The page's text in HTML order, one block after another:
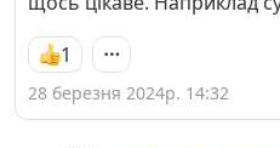
1
28 березня 2024р. 14:32